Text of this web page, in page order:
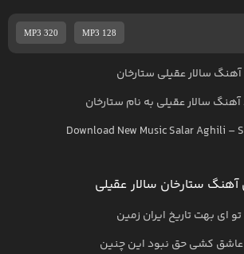
MP3 320 MP3 128
آهنگ سالار عقیلی ستارخان
آهنگ سالار عقیلی به نام ستارخان
Download New MusicSalar Aghili –
آهنگ ستارخان سالار عقیلی
تو ای بهت تاریخ ایران زمین
کشی حق نبود این چنین